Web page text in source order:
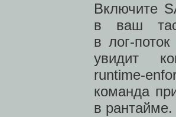
Включите
в ваш
в
увидит
команда
в рантайме.